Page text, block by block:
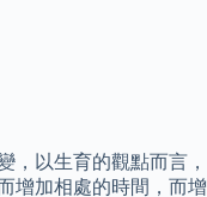
，以生育的觀點而言，
增加相處的時間，而增